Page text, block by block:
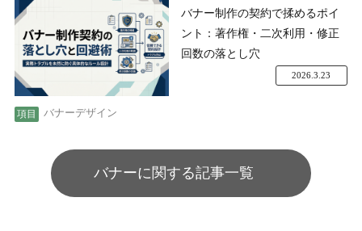
バナー制作の契約で揉めるポイ
ント：著作権・二次利用・修正
回数の落とし穴
バナーデザイン
2026.3.23
バナーに関する記事一覧